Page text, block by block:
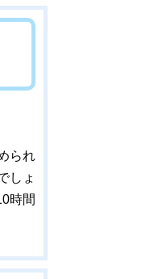
られ
しょ
時間